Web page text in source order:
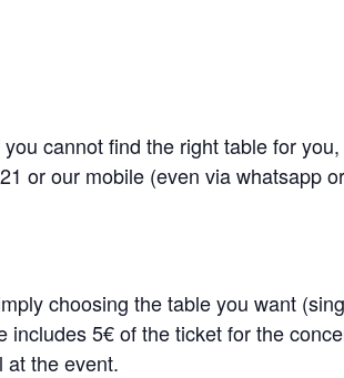
cannot find the right table for
or our mobile (even via whatsapp or
choosing the table you want
includes 5€ of the ticket for the
at the event.